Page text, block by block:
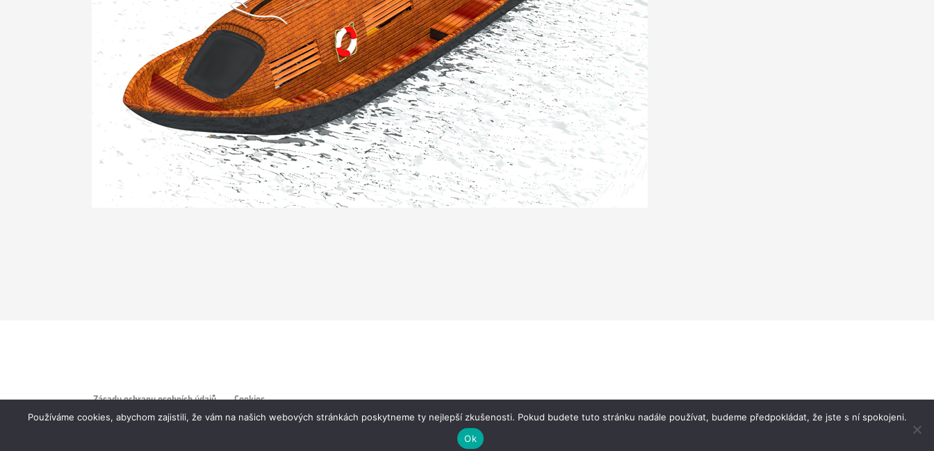
Zásady ochrany osobních údajů Cookies
Používáme cookies, abychom zajistili, že vám na našich webových stránkách poskytneme ty nejlepší zkušenosti. Pokud budete tuto stránku nadále používat, budeme předpokládat, že jste s ní spokojeni.
Ok